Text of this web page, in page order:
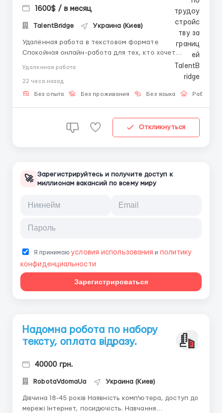
1600$ / в месяц
TalentBridge Украина (Киев)
Удалённая работа в текстовом формате
Спокойная онлайн-работа для тех, кто хочет
зарабатывать из дома без звонков и стрессовых
шаблонам. Что вас ждёт: — Работа с текстом и
сообщениями — Понятные инструкции...
Удаленная работа
22 часа назад
Без опыта Без проживания Без языка Работа
Откликнуться
🚀 Зарегистрируйтесь и получите доступ к
миллионам вакансий по всему миру
Я принимаюусловия использования и политику
конфиденциальности
Зарегистрироваться
Надомна робота по набору
тексту, оплата відразу.
40000 грн.
RobotaVdomaUa Украина (Киев)
Дівчина 18-45 років Наявність комп'ютера, доступ до
мережі Інтернет, посидючість. Навчання